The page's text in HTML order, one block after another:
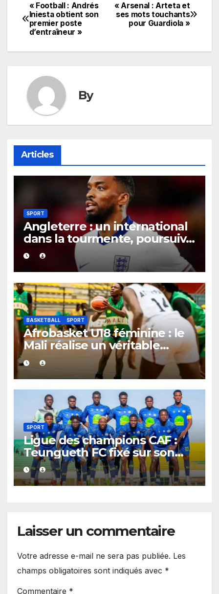
Navigation
de
l’article
« Arsenal : Arteta et
ses mots touchants
pour Guardiola »
« Football : Andrés
Iniesta obtient son
premier poste
d’entraîneur »
By
Articles
SPORT
Angleterre : un international
dans la tourmente, poursuivi
après une présumée
agression survenue en boîte
de nuit.
BASKETBALL SPORT
Afrobasket U18 féminine : le
Mali réalise un véritable
festival offensif et inflige une
lourde défaite au Bénin.
SPORT
Ligue des champions CAF :
Teungueth FC fixé sur son
destin africain, son premier
adversaire est désormais
connu.
Laisser un commentaire
Votre adresse e-mail ne sera pas publiée. Les
champs obligatoires sont indiqués avec *
Commentaire *